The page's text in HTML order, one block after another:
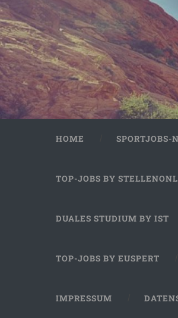
HOME SPORTJOBS-
TOP-JOBS BY
DUALES STUDIUM BY IST
TOP-JOBS BY EUSPERT
IMPRESSUM